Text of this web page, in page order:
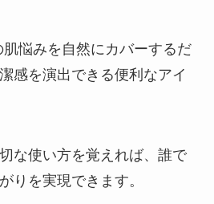
悩みを自然にカバーするだ
感を演出できる便利なアイ
な使い方を覚えれば、誰で
りを実現できます。